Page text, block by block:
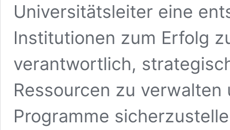
Universitätsleiter eine
Institutionen zum Erfolg
verantwortlich,
Ressourcen zu
Programme